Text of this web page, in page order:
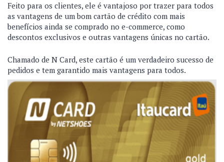
Feito para os clientes, ele é vantajoso por trazer para todos
as vantagens de um bom cartão de crédito com mais
benefícios ainda se comprado no e-commerce, como
descontos exclusivos e outras vantagens únicas no cartão.
Chamado de N Card, este cartão é um verdadeiro sucesso de
pedidos e tem garantido mais vantagens para todos.